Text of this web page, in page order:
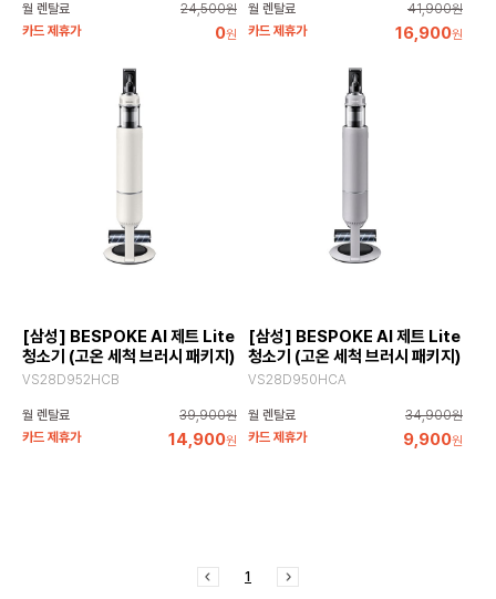
월 렌탈료
24,500원
카드 제휴가
0원
월 렌탈료
41,900원
카드 제휴가
16,900원
[삼성] BESPOKE AI 제트 Lite
청소기 (고온 세척 브러시 패키지)
VS28D952HCB
월 렌탈료
39,900원
카드 제휴가
14,900원
[삼성] BESPOKE AI 제트 Lite
청소기 (고온 세척 브러시 패키지)
VS28D950HCA
월 렌탈료
34,900원
카드 제휴가
9,900원
1